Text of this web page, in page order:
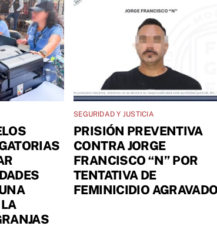
SEGURIDAD Y JUSTICIA
PRISIÓN PREVENTIVA
CONTRA JORGE
FRANCISCO “N” POR
TENTATIVA DE
FEMINICIDIO